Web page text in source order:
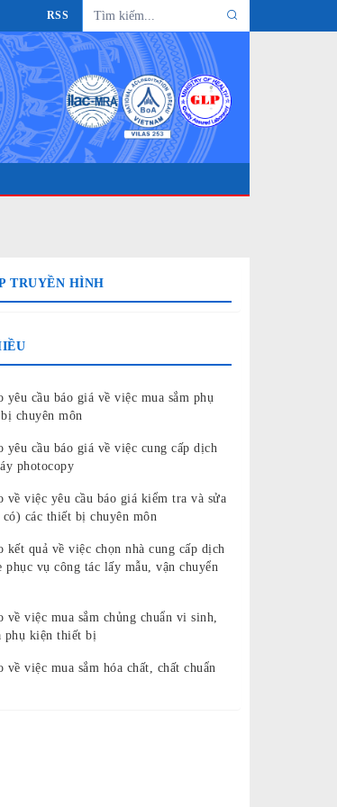
RSS
TRUNG TÂM KIỂM NGHIỆM THÀNH PHỐ CẦN
TRUYỀN HÌNH
yêu cầu báo giá về việc mua sắm phụ
chuyên môn
yêu cầu báo giá về việc cung cấp dịch
photocopy
về việc yêu cầu báo giá kiểm tra và sửa
có) các thiết bị chuyên môn
kết quả về việc chọn nhà cung cấp dịch
phục vụ công tác lấy mẫu, vận chuyển
về việc mua sắm chủng chuẩn vi sinh,
phụ kiện thiết bị
về việc mua sắm hóa chất, chất chuẩn